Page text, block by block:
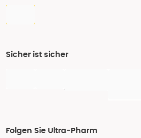
Sicher ist sicher
Folgen Sie Ultra-Pharm